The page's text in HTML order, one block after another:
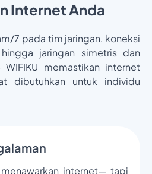
Internet Anda
7 pada tim jaringan, koneksi
jaringan simetris dan
memastikan internet
dibutuhkan untuk individu
internet— tapi